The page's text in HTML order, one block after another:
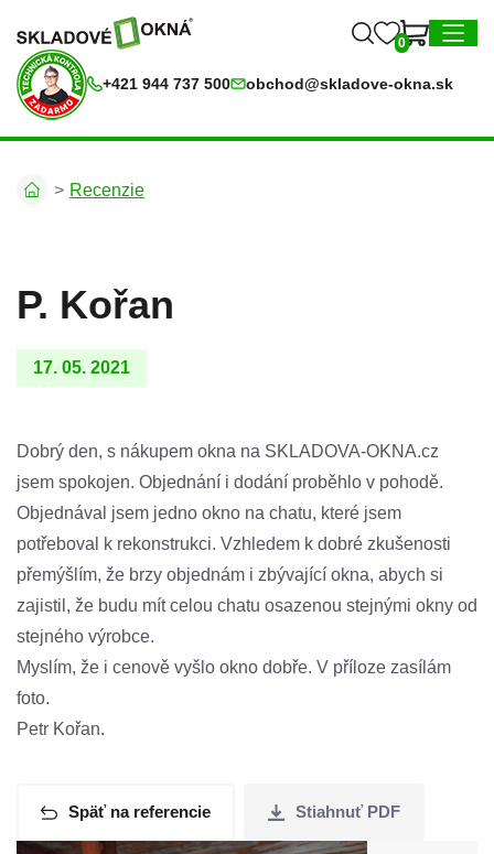
0
+421 944 737 500 obchod@skladove-okna.sk
0
Recenzie
P. Kořan
17. 05. 2021
Dobrý den, s nákupem okna na SKLADOVA-OKNA.cz
jsem spokojen. Objednání i dodání proběhlo v pohodě.
Objednával jsem jedno okno na chatu, které jsem
potřeboval k rekonstrukci. Vzhledem k dobré zkušenosti
přemýšlím, že brzy objednám i zbývající okna, abych si
zajistil, že budu mít celou chatu osazenou stejnými okny od
stejného výrobce.
Myslím, že i cenově vyšlo okno dobře. V příloze zasílám
foto.
Petr Kořan.
Späť na referencie Stiahnuť PDF